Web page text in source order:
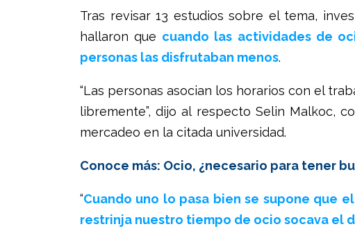
Tras revisar 13 estudios sobre el tema,
hallaron que cuando las actividades de
personas las disfrutaban menos.
“Las personas asocian los horarios con el
libremente”, dijo al respecto Selin Malkoc,
mercadeo en la citada universidad.
Conoce más: Ocio, ¿necesario para tener
“Cuando uno lo pasa bien se supone que
restrinja nuestro tiempo de ocio socava el